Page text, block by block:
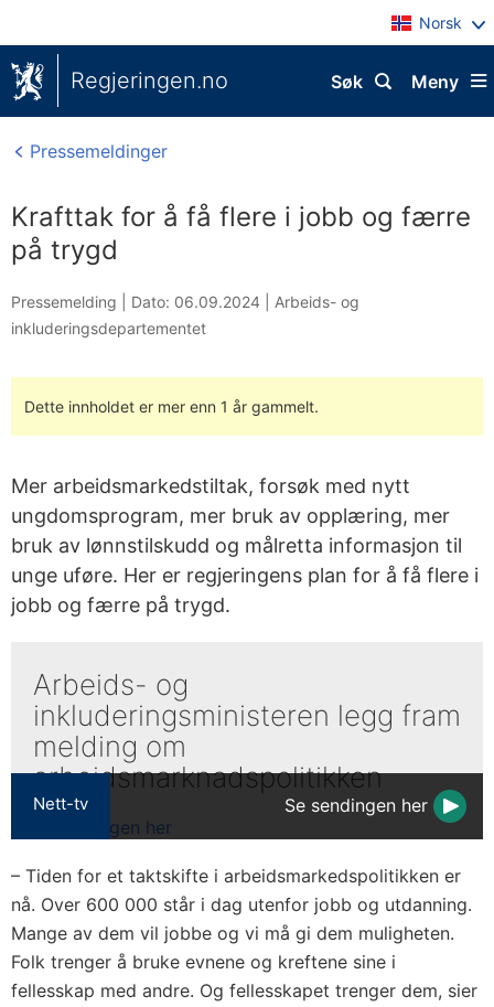
Norsk
Regjeringen.no Meny
Søk
Pressemeldinger
Krafttak for å få flere i jobb og færre
på trygd
Pressemelding | Dato: 06.09.2024
Arbeids- og
inkluderingsdepartementet
Dette innholdet er mer enn 1 år gammelt.
Mer arbeidsmarkedstiltak, forsøk med nytt
ungdomsprogram, mer bruk av opplæring, mer
bruk av lønnstilskudd og målretta informasjon til
unge uføre. Her er regjeringens plan for å få flere i
jobb og færre på trygd.
Nett-tv
Arbeids- og
inkluderingsministeren legg fram
melding om
arbeidsmarknadspolitikken
Se sendingen her
– Tiden for et taktskifte i arbeidsmarkedspolitikken er
nå. Over 600 000 står i dag utenfor jobb og utdanning.
Mange av dem vil jobbe og vi må gi dem muligheten.
Folk trenger å bruke evnene og kreftene sine i
fellesskap med andre. Og fellesskapet trenger dem, sier